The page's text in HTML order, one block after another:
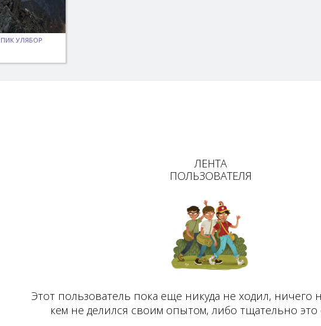
ПИК УЛЯБОР
ЛЕНТА
ПОЛЬЗОВАТЕЛЯ
Этот пользователь пока еще никуда не ходил, ничего
кем не делился своим опытом, либо тщательно это